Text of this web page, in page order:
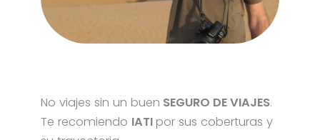
No viajes sin un buen SEGURO DE VIAJES.
Te recomiendo IATI por sus coberturas y